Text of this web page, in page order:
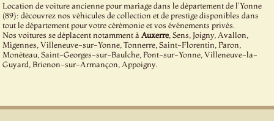
Location de voiture ancienne pour mariage dans le département de l'Yonne
(89): découvrez nos véhicules de collection et de prestige disponibles dans
tout le département pour votre cérémonie et vos événements privés.
Nos voitures se déplacent notamment àAuxerre, Sens, Joigny, Avallon,
Migennes, Villeneuve-sur-Yonne, Tonnerre, Saint-Florentin, Paron,
Monéteau, Saint-Georges-sur-Baulche, Pont-sur-Yonne, Villeneuve-la-
Guyard, Brienon-sur-Armançon, Appoigny.